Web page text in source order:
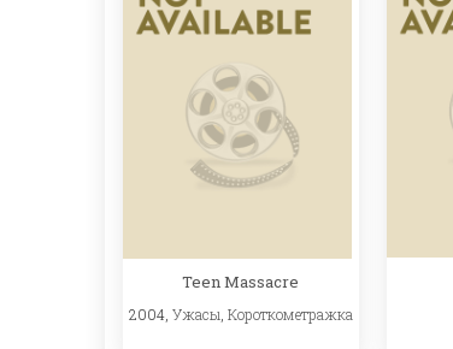
Teen Massacre
2004, Ужасы Короткометражка